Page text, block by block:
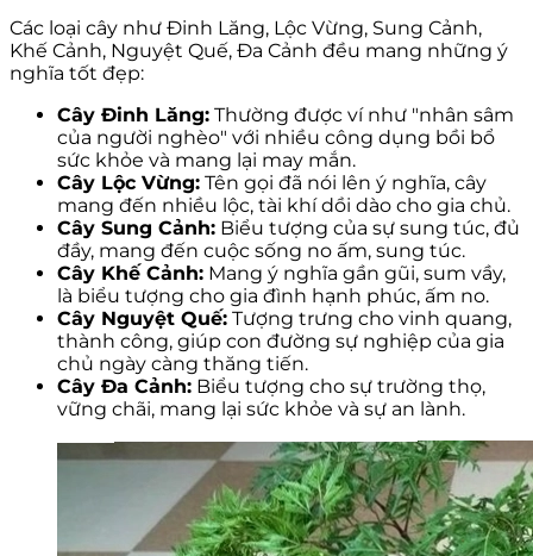
Các loại cây như Đinh Lăng, Lộc Vừng, Sung Cảnh,
Khế Cảnh, Nguyệt Quế, Đa Cảnh đều mang những ý
nghĩa tốt đẹp:
Cây Đinh Lăng: Thường được ví như "nhân sâm
của người nghèo" với nhiều công dụng bồi bổ
sức khỏe và mang lại may mắn.
Cây Lộc Vừng: Tên gọi đã nói lên ý nghĩa, cây
mang đến nhiều lộc, tài khí dồi dào cho gia chủ.
Cây Sung Cảnh: Biểu tượng của sự sung túc, đủ
đầy, mang đến cuộc sống no ấm, sung túc.
Cây Khế Cảnh: Mang ý nghĩa gần gũi, sum vầy,
là biểu tượng cho gia đình hạnh phúc, ấm no.
Cây Nguyệt Quế: Tượng trưng cho vinh quang,
thành công, giúp con đường sự nghiệp của gia
chủ ngày càng thăng tiến.
Cây Đa Cảnh: Biểu tượng cho sự trường thọ,
vững chãi, mang lại sức khỏe và sự an lành.